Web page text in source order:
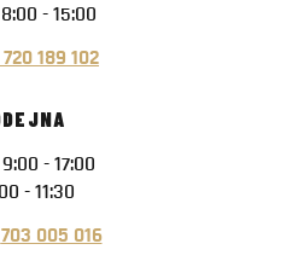
8:00 - 15:00
720 189 102
9:00 - 17:00
- 11:30
703 005 016